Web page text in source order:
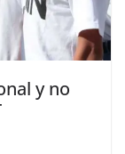
y no